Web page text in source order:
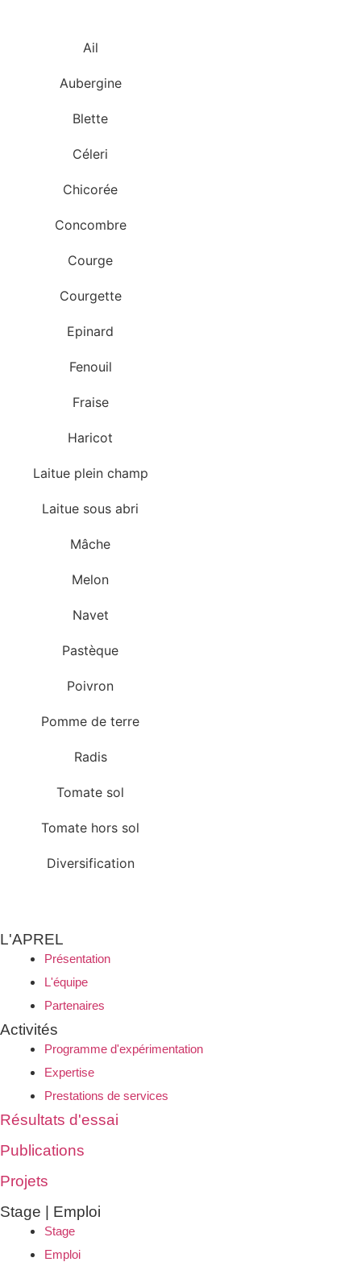
Ail
Aubergine
Blette
Céleri
Chicorée
Concombre
Courge
Courgette
Epinard
Fenouil
Fraise
Haricot
Laitue plein champ
Laitue sous abri
Mâche
Melon
Navet
Pastèque
Poivron
Pomme de terre
Radis
Tomate sol
Tomate hors sol
Diversification
L'APREL
Présentation
L'équipe
Partenaires
Activités
Programme d'expérimentation
Expertise
Prestations de services
Résultats d'essai
Publications
Projets
Stage | Emploi
Stage
Emploi